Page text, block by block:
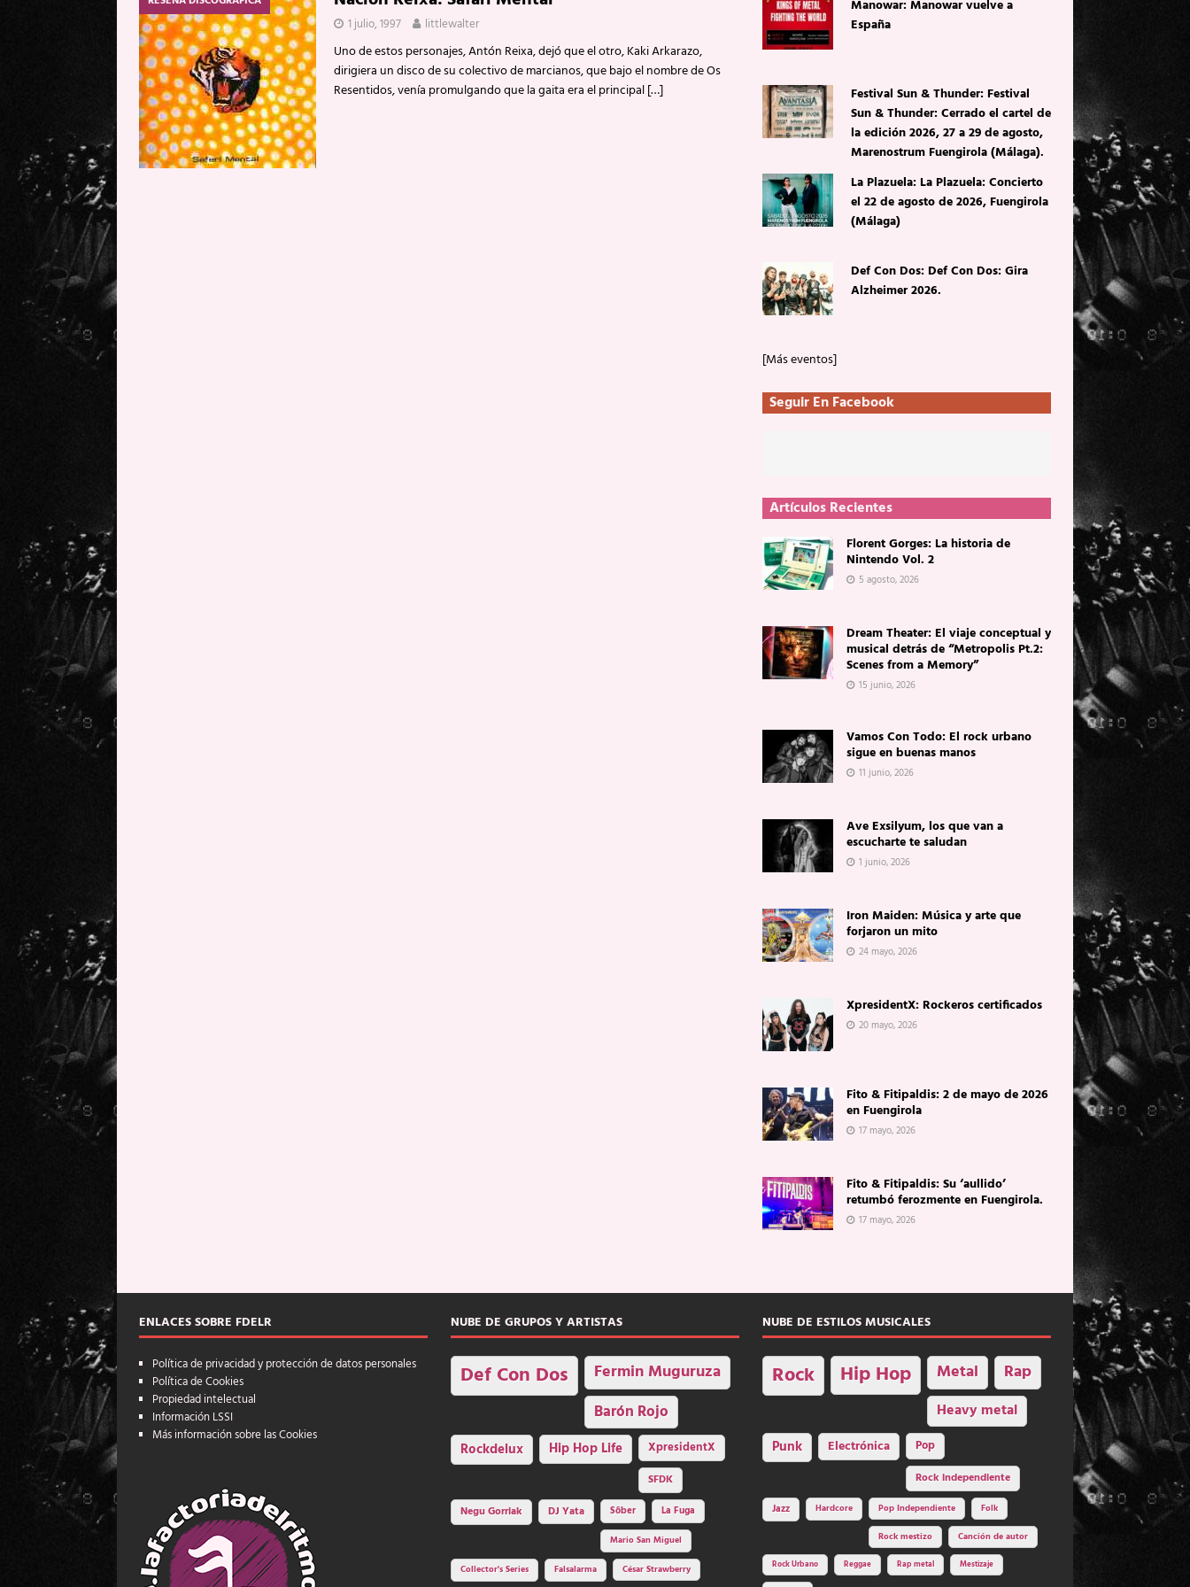
1 julio, 1997 littlewalter
Uno de estos personajes, Antón Reixa, dejó que el otro, Kaki Arkarazo,
dirigiera un disco de su colectivo de marcianos, que bajo el nombre de Os
Resentidos, venía promulgando que la gaita era el principal[…]
Manowar: Manowar vuelve a
España
Festival Sun & Thunder: Festival
Sun & Thunder: Cerrado el cartel de
la edición 2026, 27 a 29 de agosto,
Marenostrum Fuengirola (Málaga).
La Plazuela: La Plazuela: Concierto
el 22 de agosto de 2026, Fuengirola
(Málaga)
Def Con Dos: Def Con Dos: Gira
Alzheimer 2026.
[Más eventos]
Seguir En Facebook
Artículos Recientes
Florent Gorges: La historia de
Nintendo Vol. 2
5 agosto, 2026
Dream Theater: El viaje conceptual y
musical detrás de “Metropolis Pt.2:
Scenes from a Memory”
15 junio, 2026
Vamos Con Todo: El rock urbano
sigue en buenas manos
11 junio, 2026
Ave Exsilyum, los que van a
escucharte te saludan
1 junio, 2026
Iron Maiden: Música y arte que
forjaron un mito
24 mayo, 2026
XpresidentX: Rockeros certificados
20 mayo, 2026
Fito & Fitipaldis: 2 de mayo de 2026
en Fuengirola
17 mayo, 2026
Fito & Fitipaldis: Su ‘aullido’
retumbó ferozmente en Fuengirola.
17 mayo, 2026
ENLACES SOBRE FDELR
Política de privacidad y protección de datos personales
Política de Cookies
Propiedad intelectual
Información LSSI
Más información sobre las Cookies
NUBE DE GRUPOS Y ARTISTAS
Def Con Dos Fermin Muguruza
Barón Rojo
Rockdelux Hip Hop Life
XpresidentX
SFDK
Negu Gorriak
DJ Yata Sôber
La Fuga
Mario San Miguel
Collector's Series
Falsalarma César Strawberry
NUBE DE ESTILOS MUSICALES
Rock Hip Hop Metal Rap
Heavy metal
Punk Electrónica
Pop
Rock independiente
Jazz Hardcore Pop Independiente Folk
Rock mestizo Canción de autor
Rock Urbano Reggae Rap metal Mestizaje